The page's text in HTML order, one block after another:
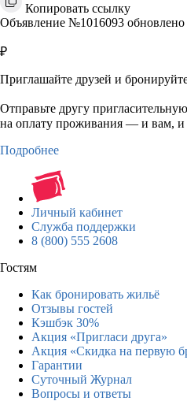
Копировать ссылку
Объявление №1016093 обновлено
₽
Приглашайте друзей и
Отправьте другу
на оплату проживания — и вам, и
Подробнее
Личный кабинет
Служба поддержки
8 (800) 555 2608
Гостям
Как бронировать жильё
Отзывы гостей
Кэшбэк 30%
Акция «Пригласи друга»
Акция «Скидка на первую
Гарантии
Суточный Журнал
Вопросы и ответы